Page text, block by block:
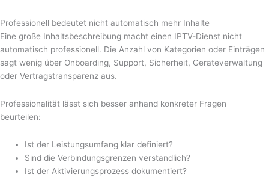
Professionell bedeutet nicht automatisch mehr Inhalte
Eine große Inhaltsbeschreibung macht einen IPTV-Dienst nicht
automatisch professionell. Die Anzahl von Kategorien oder Einträgen
sagt wenig über Onboarding, Support, Sicherheit, Geräteverwaltung
oder Vertragstransparenz aus.
Professionalität lässt sich besser anhand konkreter Fragen
beurteilen:
Ist der Leistungsumfang klar definiert?
Sind die Verbindungsgrenzen verständlich?
Ist der Aktivierungsprozess dokumentiert?